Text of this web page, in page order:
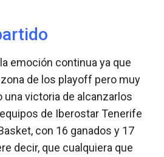
emoción continua ya que
de los playoff pero muy
una victoria de alcanzarlos
de Iberostar Tenerife
con 16 ganados y 17
decir, que cualquiera que